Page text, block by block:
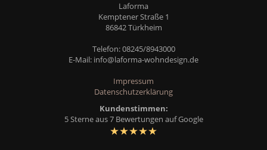
Laforma
Kemptener Straße 1
86842 Türkheim
Telefon: 08245/8943000
E-Mail: info@laforma-wohndesign.de
Impressum
Datenschutzerklärung
Kundenstimmen:
5 Sterne aus 7 Bewertungen auf Google